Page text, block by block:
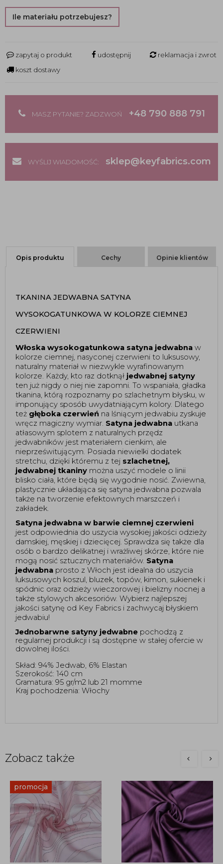
Ile materiału potrzebujesz?
zapytaj o produkt udostępnij
reklamacja i zwrot
koszt dostawy
MASZ PYTANIE? ZADZWOŃ +48 790 888 791
WYŚLIJ WIADOMOŚĆ: sklep@keyfabrics.com
Opis produktu Cechy Opinie klientów
TKANINA JEDWABNA SATYNA
WYSOKOGATUNKOWA W KOLORZE CIEMNEJ
CZERWIENI
Włoska wysokogatunkowa satyna jedwabna w
kolorze ciemnej, nasyconej czerwieni to luksusowy,
naturalny materiał w niezwykle wyrafinowanym
kolorze. Każdy, kto raz dotknął jedwabnej satyny
ten już nigdy o niej nie zapomni. To wspaniała, gładka
tkanina, którą rozpoznamy po szlachetnym błysku, w
imponujący sposób uwydatniającym kolory. Dlatego
też głęboka czerwień na lśniącym jedwabiu zyskuje
wręcz magiczny wymiar. Satyna jedwabna utkana
atłasowym splotem z naturalnych przędz
jedwabników jest materiałem cienkim, ale
nieprześwitującym. Posiada niewielki dodatek
stretchu, dzięki któremu z tej szlachetnej,
jedwabnej tkaniny można uszyć modele o linii
blisko ciała, które będą się wygodnie nosić. Zwiewna,
plastycznie układająca się satyna jedwabna pozwala
także na tworzenie efektownych marszczeń i
zakładek.
jest odpowiednia do uszycia wysokiej jakości odzieży
damskiej, męskiej i dziecięcej. Sprawdza się także dla
osób o bardzo delikatnej i wrażliwej skórze, które nie
mogą nosić sztucznych materiałów. Satyna
jedwabna prosto z Włoch jest idealna do uszycia
luksusowych koszul, bluzek, topów, kimon, sukienek i
spódnic oraz odzieży wieczorowej i bielizny nocnej a
także stylowych akcesoriów. Wybierz najlepszej
jakości satynę od Key Fabrics i zachwycaj błyskiem
jedwabiu!
Jednobarwne satyny jedwabne pochodzą z
regularnej produkcji i są dostępne w stałej ofercie w
dowolnej ilości.
Skład: 94% Jedwab, 6% Elastan
Szerokość: 140 cm
Gramatura: 95 gr/m2 lub 21 momme
Kraj pochodzenia: Włochy
Zobacz także
promocja